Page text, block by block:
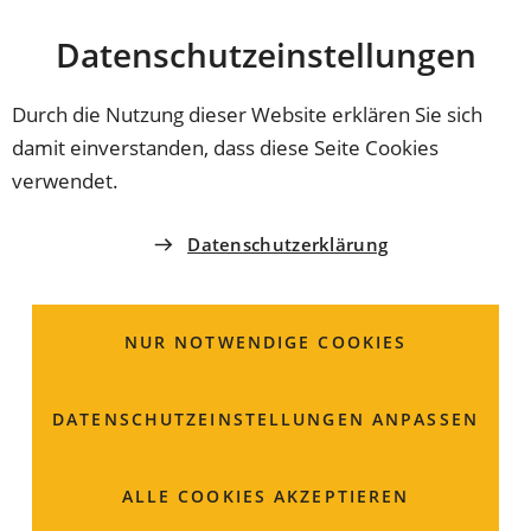
Datenschutz­einstellungen
Durch die Nutzung dieser Website erklären Sie sich
damit einverstanden, dass diese Seite Cookies
verwendet.
Datenschutzerklärung
NUR NOTWENDIGE COOKIES
DATENSCHUTZ­EINSTELLUNGEN ANPASSEN
ALLE COOKIES AKZEPTIEREN
INHALT ANSPRINGEN
Coburg
COBURGER MÄRKTE
Seidmannsdorf
96450 Coburg